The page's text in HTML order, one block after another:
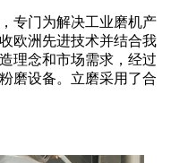
专门为解决工业磨机产
欧洲先进技术并结合我
理念和市场需求，经过
磨设备。立磨采用了合